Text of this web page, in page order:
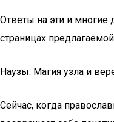
Ответы на эти и многие
страницах
Наузы. Магия узла и
Сейчас, когда